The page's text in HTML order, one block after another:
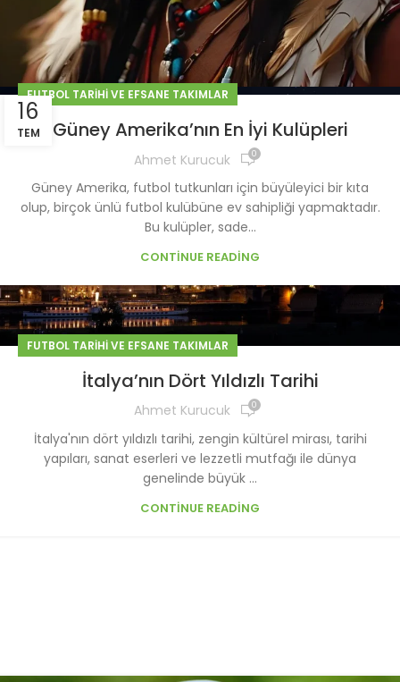
FUTBOL TARIHI VE EFSANE TAKIMLAR
Güney Amerika’nın En İyi Kulüpleri
Ahmet Kurucuk 0
Güney Amerika, futbol tutkunları için büyüleyici bir kıta
olup, birçok ünlü futbol kulübüne ev sahipliği yapmaktadır.
Bu kulüpler, sade...
CONTINUE READING
16
TEM
FUTBOL TARIHI VE EFSANE TAKIMLAR
İtalya’nın Dört Yıldızlı Tarihi
Ahmet Kurucuk 0
İtalya'nın dört yıldızlı tarihi, zengin kültürel mirası, tarihi
yapıları, sanat eserleri ve lezzetli mutfağı ile dünya
genelinde büyük ...
CONTINUE READING